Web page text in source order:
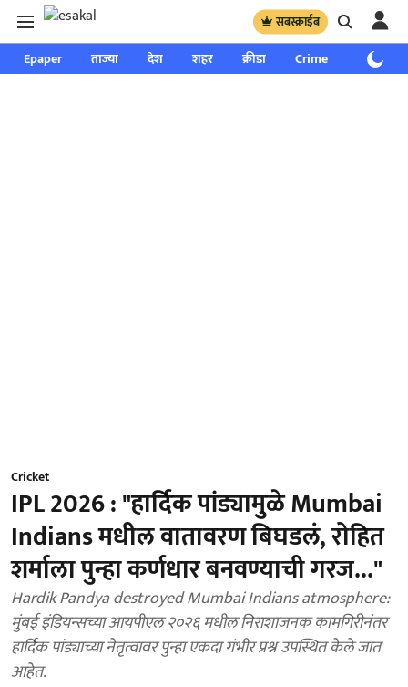
सबस्क्राईब
Epaper ताज्या देश शहर क्रीडा Crime साप्ताहिक
Cricket
IPL 2026 : "हार्दिक पांड्यामुळे Mumbai
Indians मधील वातावरण बिघडलं, रोहित
शर्माला पुन्हा कर्णधार बनवण्याची गरज..."
Hardik Pandya destroyed Mumbai Indians atmosphere:
मुंबई इंडियन्सच्या आयपीएल २०२६ मधील निराशाजनक कामगिरीनंतर
हार्दिक पांड्याच्या नेतृत्वावर पुन्हा एकदा गंभीर प्रश्न उपस्थित केले जात
आहेत.